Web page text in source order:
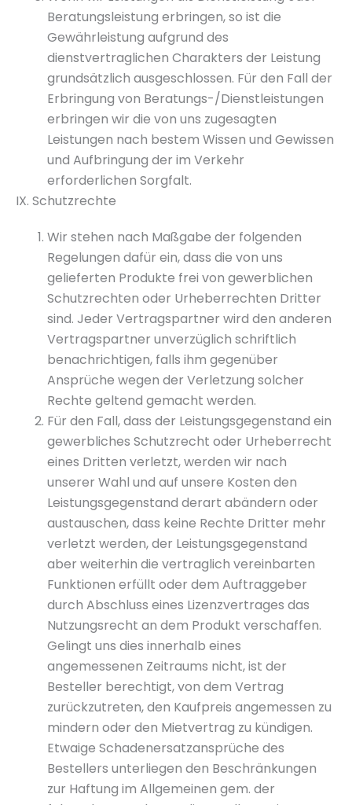
Beratungsleistung erbringen, so ist die
Gewährleistung aufgrund des
dienstvertraglichen Charakters der Leistung
grundsätzlich ausgeschlossen. Für den Fall der
Erbringung von Beratungs-/Dienstleistungen
erbringen wir die von uns zugesagten
Leistungen nach bestem Wissen und Gewissen
und Aufbringung der im Verkehr
erforderlichen Sorgfalt.
IX. Schutzrechte
Wir stehen nach Maßgabe der folgenden
Regelungen dafür ein, dass die von uns
gelieferten Produkte frei von gewerblichen
Schutzrechten oder Urheberrechten Dritter
sind. Jeder Vertragspartner wird den anderen
Vertragspartner unverzüglich schriftlich
benachrichtigen, falls ihm gegenüber
Ansprüche wegen der Verletzung solcher
Rechte geltend gemacht werden.
Für den Fall, dass der Leistungsgegenstand ein
gewerbliches Schutzrecht oder Urheberrecht
eines Dritten verletzt, werden wir nach
unserer Wahl und auf unsere Kosten den
Leistungsgegenstand derart abändern oder
austauschen, dass keine Rechte Dritter mehr
verletzt werden, der Leistungsgegenstand
aber weiterhin die vertraglich vereinbarten
Funktionen erfüllt oder dem Auftraggeber
durch Abschluss eines Lizenzvertrages das
Nutzungsrecht an dem Produkt verschaffen.
Gelingt uns dies innerhalb eines
angemessenen Zeitraums nicht, ist der
Besteller berechtigt, von dem Vertrag
zurückzutreten, den Kaufpreis angemessen zu
mindern oder den Mietvertrag zu kündigen.
Etwaige Schadenersatzansprüche des
Bestellers unterliegen den Beschränkungen
zur Haftung im Allgemeinen gem. der